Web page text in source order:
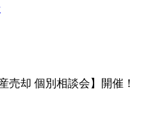
売却 個別相談会】開催！